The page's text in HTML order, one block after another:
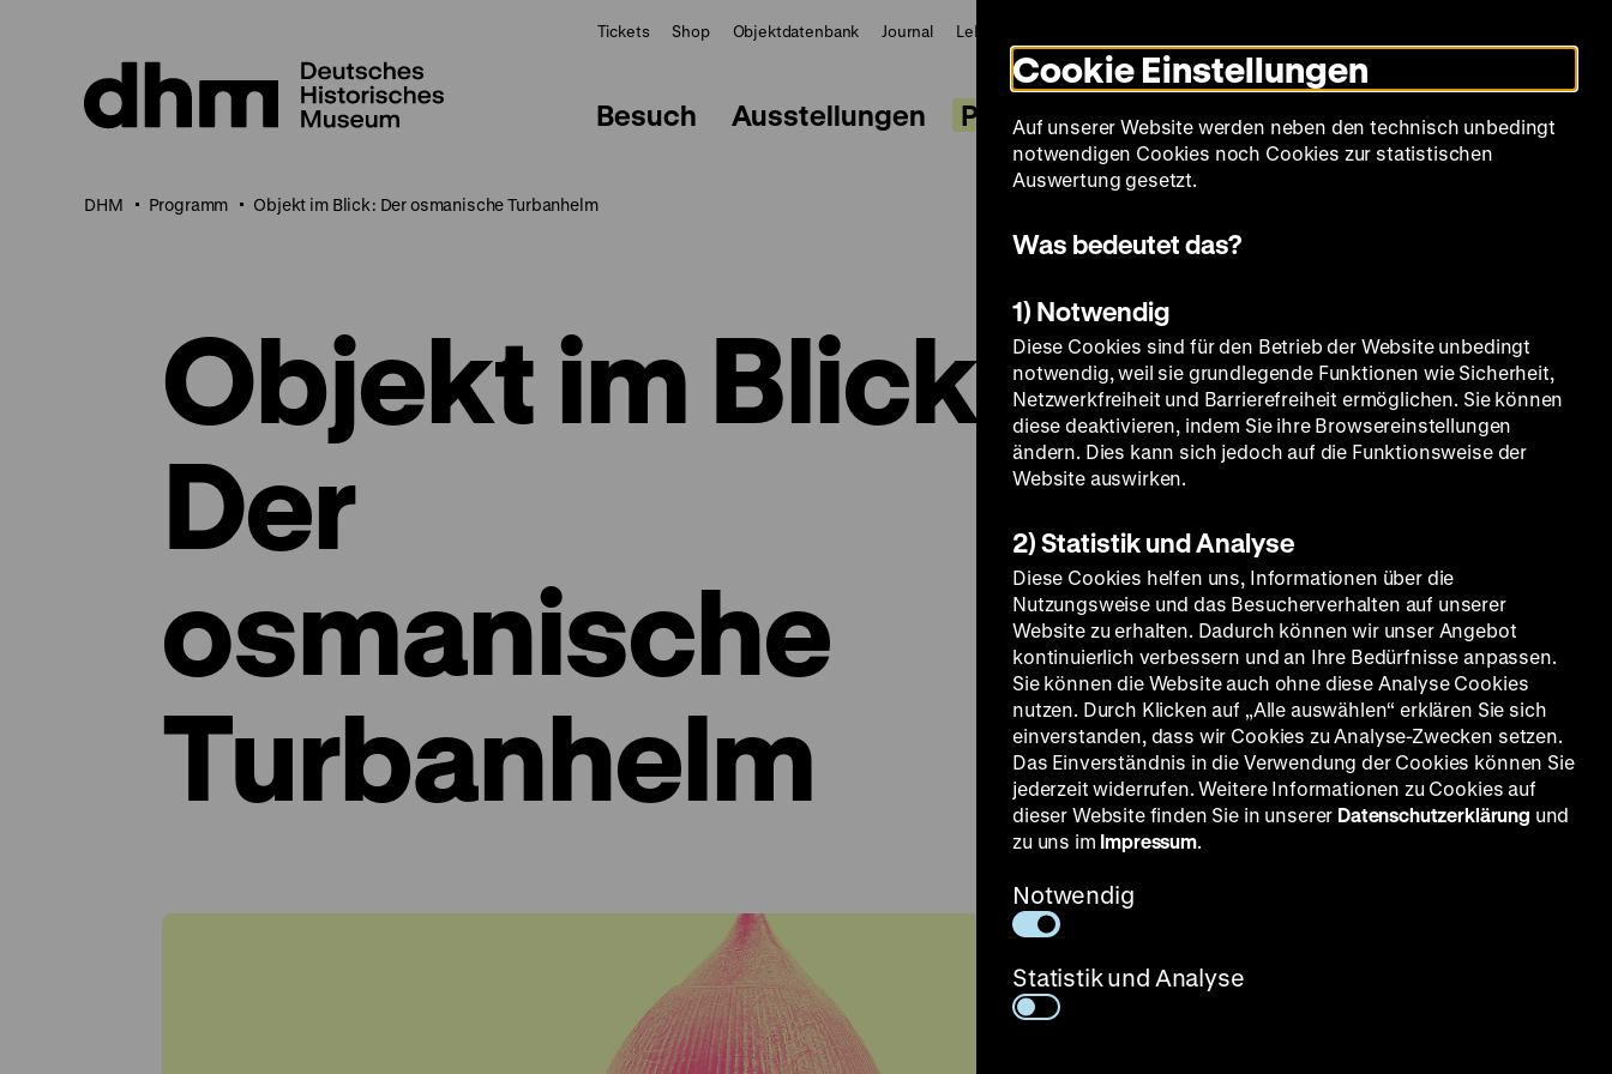
Seiteninhalt
springen
Tickets Shop Objektdatenbank Journal LeMO
Modus
umschalten
zum
Deutschen
Historischen
in
Deutscher
zum
Deutschen
Historischen
in
Leichter
Besuch Ausstellungen Programm Sammlung Bildung Museum
DHM Programm Objekt im Blick: Der osmanische Turbanhelm
Objekt im Blick:
Der
osmanische
Turbanhelm
Cookie Einstellungen
Auf unserer Website werden neben den technisch unbedingt
notwendigen Cookies noch Cookies zur statistischen
Auswertung gesetzt.
Was bedeutet das?
1) Notwendig
Diese Cookies sind für den Betrieb der Website unbedingt
notwendig, weil sie grundlegende Funktionen wie Sicherheit,
Netzwerkfreiheit und Barrierefreiheit ermöglichen. Sie können
diese deaktivieren, indem Sie ihre Browsereinstellungen
ändern. Dies kann sich jedoch auf die Funktionsweise der
Website auswirken.
2) Statistik und Analyse
Diese Cookies helfen uns, Informationen über die
Nutzungsweise und das Besucherverhalten auf unserer
Website zu erhalten. Dadurch können wir unser Angebot
kontinuierlich verbessern und an Ihre Bedürfnisse anpassen.
Sie können die Website auch ohne diese Analyse Cookies
nutzen. Durch Klicken auf „Alle auswählen“ erklären Sie sich
einverstanden, dass wir Cookies zu Analyse-Zwecken setzen.
Das Einverständnis in die Verwendung der Cookies können Sie
jederzeit widerrufen. Weitere Informationen zu Cookies auf
dieser Website finden Sie in unserer Datenschutzerklärung und
zu uns im Impressum.
Notwendig
Statistik und Analyse